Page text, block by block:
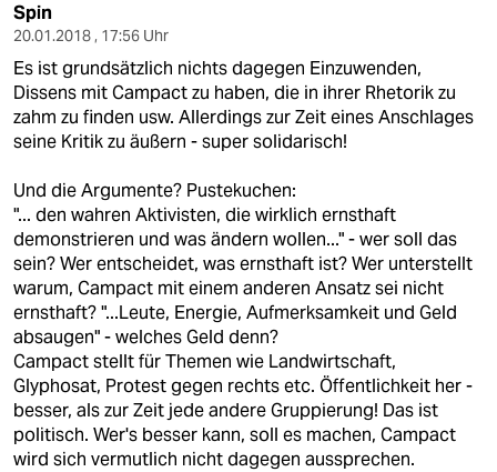
Spin
20.01.2018 , 17:56 Uhr
Es ist grundsätzlich nichts dagegen Einzuwenden,
Dissens mit Campact zu haben, die in ihrer Rhetorik zu
zahm zu finden usw. Allerdings zur Zeit eines Anschlages
seine Kritik zu äußern - super solidarisch!
Und die Argumente? Pustekuchen:
"... den wahren Aktivisten, die wirklich ernsthaft
demonstrieren und was ändern wollen..." - wer soll das
sein? Wer entscheidet, was ernsthaft ist? Wer unterstellt
warum, Campact mit einem anderen Ansatz sei nicht
ernsthaft? "...Leute, Energie, Aufmerksamkeit und Geld
absaugen" - welches Geld denn?
Campact stellt für Themen wie Landwirtschaft,
Glyphosat, Protest gegen rechts etc. Öffentlichkeit her -
besser, als zur Zeit jede andere Gruppierung! Das ist
politisch. Wer's besser kann, soll es machen, Campact
wird sich vermutlich nicht dagegen aussprechen.